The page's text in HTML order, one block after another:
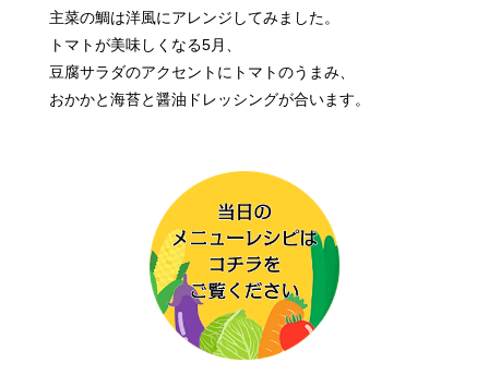
主菜の鯛は洋風にアレンジしてみました。
トマトが美味しくなる5月、
豆腐サラダのアクセントにトマトのうまみ、
おかかと海苔と醤油ドレッシングが合います。